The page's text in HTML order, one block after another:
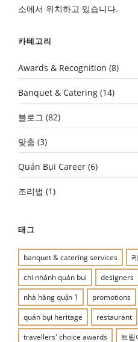
소에서 위치하고 있습니다.
카테고리
Awards & Recognition (8)
Banquet & Catering (14)
블로그 (82)
맞춤 (3)
Quán Bụi Career (6)
조리법 (1)
태그
banquet & catering services
chi nhánh quán bụi
designers
nhà hàng quận 1
promotions
quán bụi heritage
restaurant
travellers' choice awards
트립